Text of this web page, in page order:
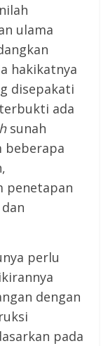
ulama
hakikatnya
disepakati
ada
sunah
beberapa
penetapan
perlu
dengan
pada